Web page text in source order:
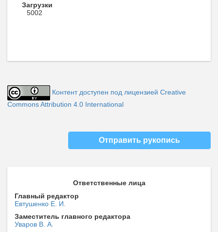
Загрузки
5002
Контент доступен под лицензией Creative
Commons Attribution 4.0 International
Отправить рукопись
Ответственные лица
Главный редактор
Евтушенко Е. И.
Заместитель главного редактора
Уваров В. А.